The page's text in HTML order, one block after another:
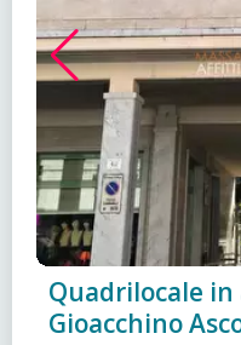
Quadrilocale
Gioacchino